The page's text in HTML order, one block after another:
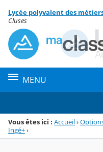
Menu de la rubrique
Contenu
Lycée polyvalent des
Cluses
MENU
Vous êtes ici : Accueil›
Ingé+›